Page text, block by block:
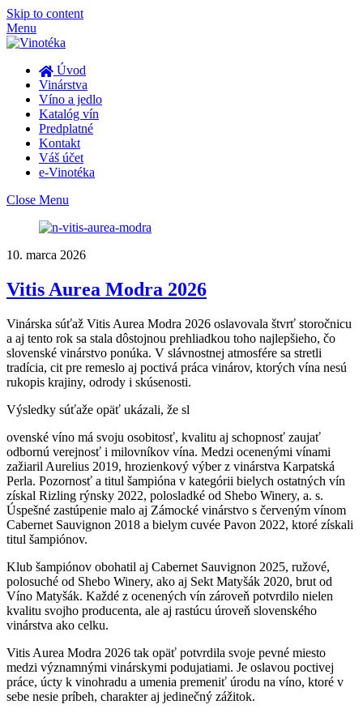
Skip to content
Menu
Úvod
Vinárstva
Víno a jedlo
Katalóg vín
Predplatné
Kontakt
Váš účet
e-Vinotéka
Close Menu
10. marca 2026
Vitis Aurea Modra 2026
Vinárska súťaž Vitis Aurea Modra 2026 oslavovala štvrť storočnicu
a aj tento rok sa stala dôstojnou prehliadkou toho najlepšieho, čo
slovenské vinárstvo ponúka. V slávnostnej atmosfére sa stretli
tradícia, cit pre remeslo aj poctivá práca vinárov, ktorých vína nesú
rukopis krajiny, odrody i skúsenosti.
Výsledky súťaže opäť ukázali, že sl
ovenské víno má svoju osobitosť, kvalitu aj schopnosť zaujať
odbornú verejnosť i milovníkov vína. Medzi ocenenými vínami
zažiaril Aurelius 2019, hrozienkový výber z vinárstva Karpatská
Perla. Pozornosť a titul šampióna v kategórii bielych ostatných vín
získal Rizling rýnsky 2022, polosladké od Shebo Winery, a. s.
Úspešné zastúpenie malo aj Zámocké vinárstvo s červeným vínom
Cabernet Sauvignon 2018 a bielym cuvée Pavon 2022, ktoré získali
titul šampiónov.
Klub šampiónov obohatil aj Cabernet Sauvignon 2025, ružové,
polosuché od Shebo Winery, ako aj Sekt Matyšák 2020, brut od
Víno Matyšák. Každé z ocenených vín zároveň potvrdilo nielen
kvalitu svojho producenta, ale aj rastúcu úroveň slovenského
vinárstva ako celku.
Vitis Aurea Modra 2026 tak opäť potvrdila svoje pevné miesto
medzi významnými vinárskymi podujatiami. Je oslavou poctivej
práce, úcty k vinohradu a umenia premeniť úrodu na víno, ktoré v
sebe nesie príbeh, charakter aj jedinečný zážitok.